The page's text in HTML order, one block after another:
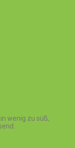
wenig zu süß,